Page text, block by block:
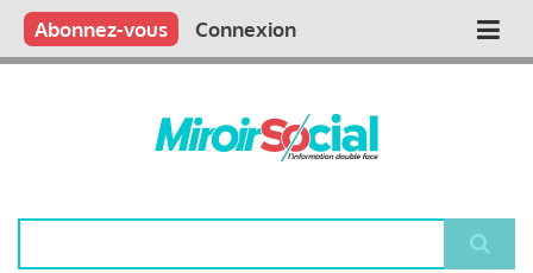
Aller
contenu
Main
Qui sommes nous ?
Vous publiez
Nous publions
Contactez-nous
Abonnez-vous Connexion